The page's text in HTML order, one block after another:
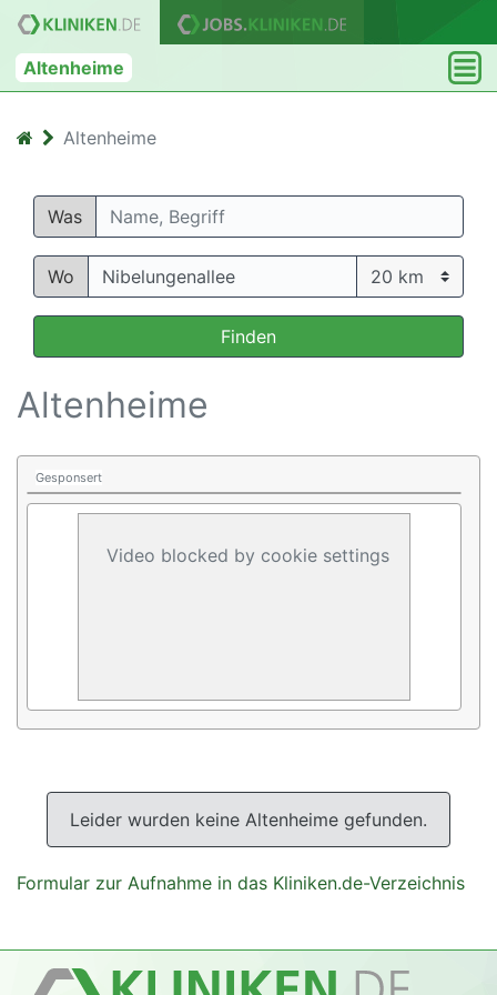
Altenheime
Altenheime
Was
Wo
Finden
Altenheime
Gesponsert
Video blocked by cookie settings
Leider wurden keine Altenheime gefunden.
Formular zur Aufnahme in das Kliniken.de-Verzeichnis